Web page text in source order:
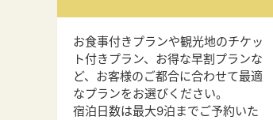
お食事付きプランや観光地のチケッ
ト付きプラン、お得な早割プランな
ど、お客様のご都合に合わせて最適
なプランをお選びください。
宿泊日数は最大9泊までご予約いた